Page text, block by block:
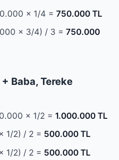
x 1/4 =750.000 TL
x 3/4) / 3 =750.000
Baba, Tereke
x 1/2 = 1.000.000 TL
1/2) / 2 = 500.000 TL
1/2) / 2 = 500.000 TL